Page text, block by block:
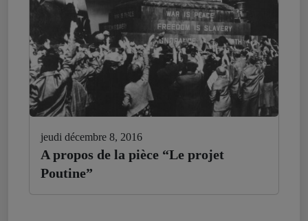
jeudi décembre 8, 2016
A propos de la pièce “Le projet
Poutine”